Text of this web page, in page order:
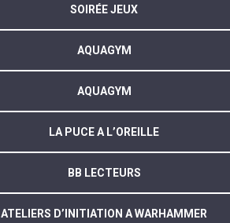
SOIRÉE JEUX
AQUAGYM
AQUAGYM
LA PUCE A L’OREILLE
BB LECTEURS
ATELIERS D’INITIATION A WARHAMMER